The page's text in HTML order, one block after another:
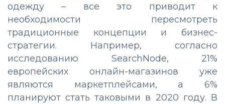
одежду – все это приводит к
необходимости пересмотреть
традиционные концепции и бизнес-
стратегии. Например, согласно
исследованию SearchNode, 21%
европейских онлайн-магазинов уже
являются маркетплейсами, а 6%
планируют стать таковыми в 2020 году. В